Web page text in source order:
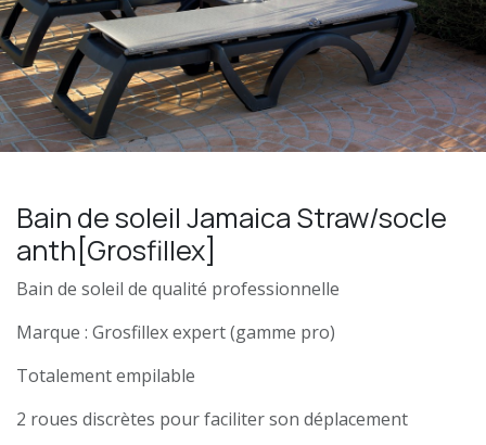
Bain de soleil Jamaica Straw/socle
anth[Grosfillex]
Bain de soleil de qualité professionnelle
Marque : Grosfillex expert (gamme pro)
Totalement empilable
2 roues discrètes pour faciliter son déplacement